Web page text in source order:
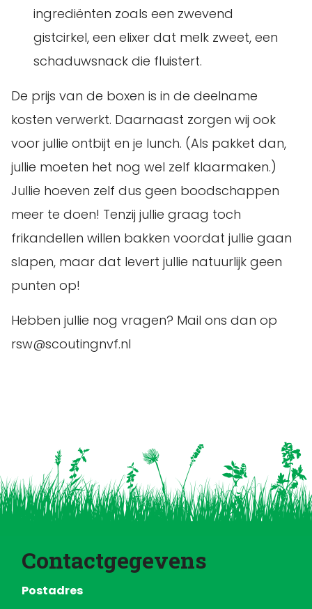
ingrediënten zoals een zwevend
gistcirkel, een elixer dat melk zweet, een
schaduwsnack die fluistert.
De prijs van de boxen is in de deelname
kosten verwerkt. Daarnaast zorgen wij ook
voor jullie ontbijt en je lunch. (Als pakket dan,
jullie moeten het nog wel zelf klaarmaken.)
Jullie hoeven zelf dus geen boodschappen
meer te doen! Tenzij jullie graag toch
frikandellen willen bakken voordat jullie gaan
slapen, maar dat levert jullie natuurlijk geen
punten op!
Hebben jullie nog vragen? Mail ons dan op
rsw@scoutingnvf.nl
Contactgegevens
Postadres